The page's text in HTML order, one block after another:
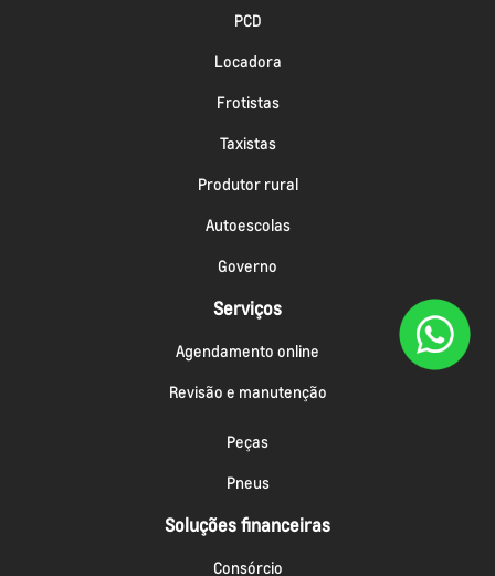
PCD
Locadora
Frotistas
Taxistas
Produtor rural
Autoescolas
Governo
Serviços
Agendamento online
Revisão e manutenção
Peças
Pneus
Soluções financeiras
Consórcio